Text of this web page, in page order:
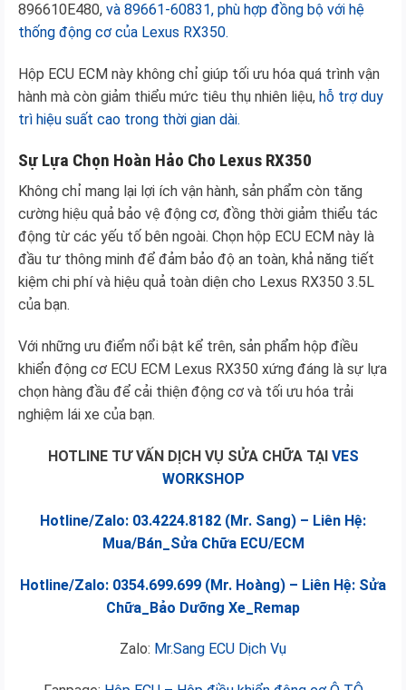
896610E480, và 89661-60831, phù hợp đồng bộ với hệ
thống động cơ của Lexus RX350.
Hộp ECU ECM này không chỉ giúp tối ưu hóa quá trình vận
hành mà còn giảm thiểu mức tiêu thụ nhiên liệu, hỗ trợ duy
trì hiệu suất cao trong thời gian dài.
Sự Lựa Chọn Hoàn Hảo Cho Lexus RX350
Không chỉ mang lại lợi ích vận hành, sản phẩm còn tăng
cường hiệu quả bảo vệ động cơ, đồng thời giảm thiểu tác
động từ các yếu tố bên ngoài. Chọn hộp ECU ECM này là
đầu tư thông minh để đảm bảo độ an toàn, khả năng tiết
kiệm chi phí và hiệu quả toàn diện cho Lexus RX350 3.5L
của bạn.
Với những ưu điểm nổi bật kể trên, sản phẩm hộp điều
khiển động cơ ECU ECM Lexus RX350 xứng đáng là sự lựa
chọn hàng đầu để cải thiện động cơ và tối ưu hóa trải
nghiệm lái xe của bạn.
HOTLINE TƯ VẤN DỊCH VỤ SỬA CHỮA TẠI VES
WORKSHOP
Hotline/Zalo: 03.4224.8182 (Mr. Sang) – Liên Hệ:
Mua/Bán_Sửa Chữa ECU/ECM
Hotline/Zalo: 0354.699.699 (Mr. Hoàng) – Liên Hệ: Sửa
Chữa_Bảo Dưỡng Xe_Remap
Zalo: Mr.Sang ECU Dịch Vụ